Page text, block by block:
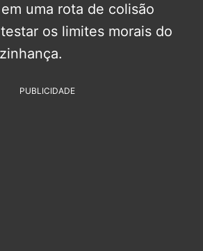
uma rota de colisão
os limites morais do
PUBLICIDADE